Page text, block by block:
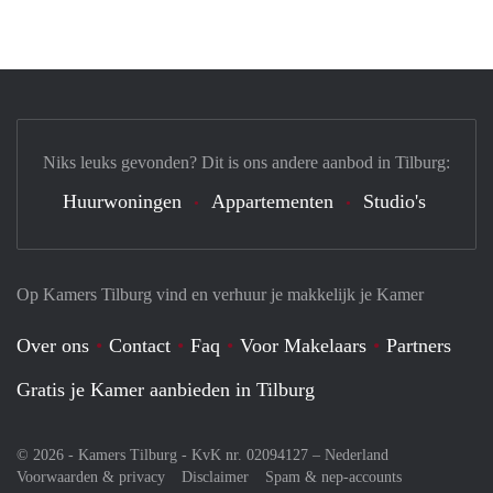
Op Kamers Tilburg vind en verhuur je makkelijk je Kamer
Over ons Contact Faq Voor Makelaars
Partners
Gratis je Kamer aanbieden in Tilburg
© 2026 - Kamers Tilburg - KvK nr. 02094127 – Nederland
Voorwaarden & privacy
Disclaimer
Spam & nep-accounts
Niks leuks gevonden? Dit is ons andere aanbod in Tilburg:
Huurwoningen Appartementen Studio's